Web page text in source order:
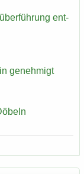
ent­
ge­neh­migt